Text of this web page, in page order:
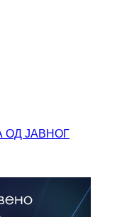
ЈАВНОГ